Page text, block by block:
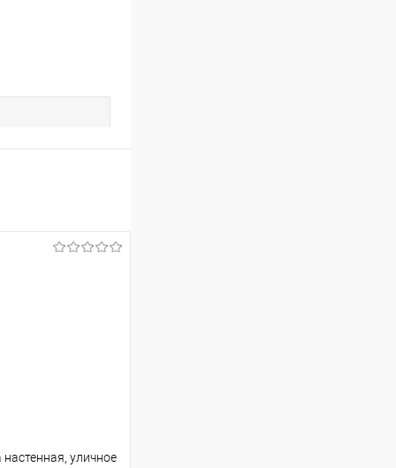
уличное